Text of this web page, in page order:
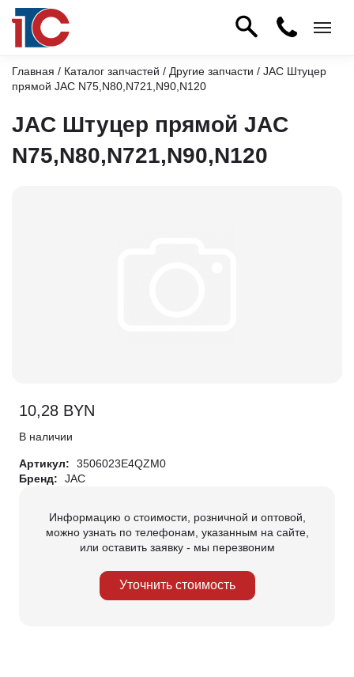
Главная / Каталог запчастей / Другие запчасти / JAC Штуцер
прямой JAC N75,N80,N721,N90,N120
JAC Штуцер прямой JAC
N75,N80,N721,N90,N120
10,28 BYN
В наличии
Артикул:
3506023E4QZM0
Бренд:
JAC
Информацию о стоимости, розничной и оптовой,
можно узнать по телефонам, указанным на сайте,
или оставить заявку - мы перезвоним
Уточнить стоимость